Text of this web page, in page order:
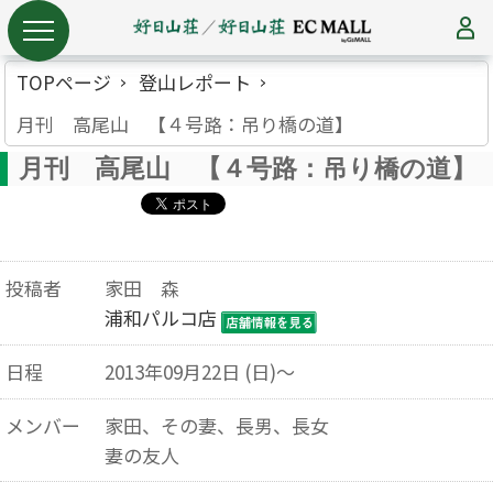
TOPページ
登山レポート
月刊 高尾山 【４号路：吊り橋の道】
月刊 高尾山 【４号路：吊り橋の道】
投稿者
家田 森
浦和パルコ店
日程
2013年09月22日 (日)～
メンバー
家田、その妻、長男、長女
妻の友人